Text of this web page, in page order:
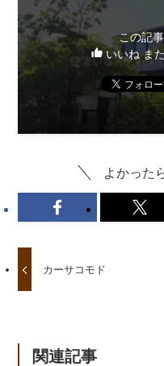
この記
いいね ま
よかった
カーサコモド
関連記事